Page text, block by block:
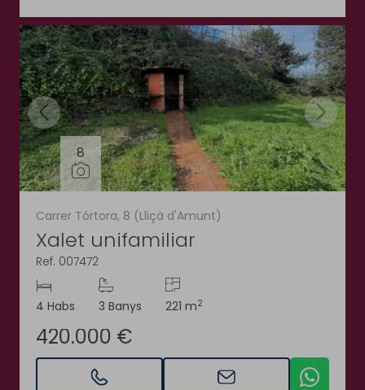
8
Carrer Tórtora, 8 (Lliçà d'Amunt)
Xalet unifamiliar
Ref. 007472
4 Habs 3 Banys 221 m2
420.000 €